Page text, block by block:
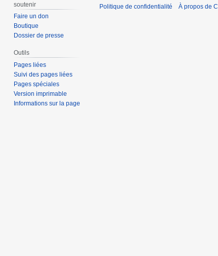
soutenir
Faire un don
Boutique
Dossier de presse
Outils
Pages liées
Suivi des pages liées
Pages spéciales
Version imprimable
Informations sur la page
Politique de confidentialité À propos de